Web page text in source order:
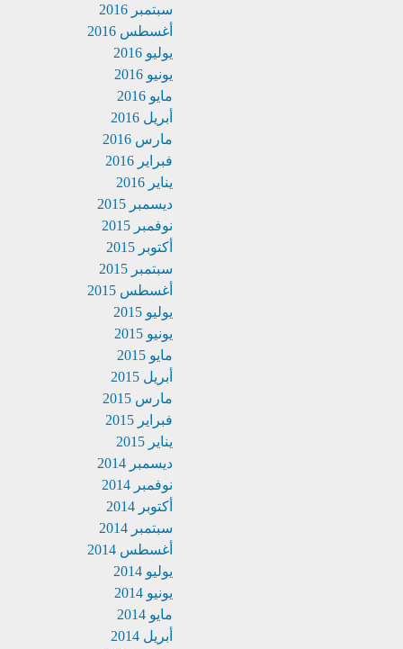
سبتمبر 2016
أغسطس 2016
يوليو 2016
يونيو 2016
مايو 2016
أبريل 2016
مارس 2016
فبراير 2016
يناير 2016
ديسمبر 2015
نوفمبر 2015
أكتوبر 2015
سبتمبر 2015
أغسطس 2015
يوليو 2015
يونيو 2015
مايو 2015
أبريل 2015
مارس 2015
فبراير 2015
يناير 2015
ديسمبر 2014
نوفمبر 2014
أكتوبر 2014
سبتمبر 2014
أغسطس 2014
يوليو 2014
يونيو 2014
مايو 2014
أبريل 2014